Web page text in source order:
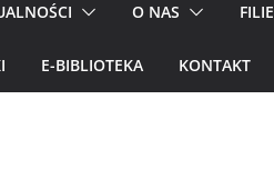
O NAS FILIE
E-BIBLIOTEKA KONTAKT